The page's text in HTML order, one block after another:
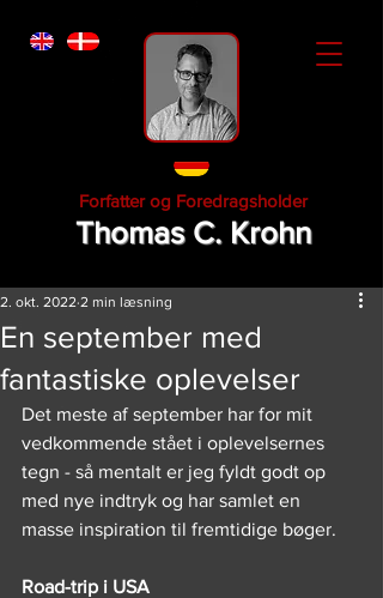
Forfatter og Foredragsholder
Thomas C. Krohn
En september med
fantastiske oplevelser
2. okt. 2022 2 min læsning
Det meste af september har for mit
vedkommende stået i oplevelsernes
tegn - så mentalt er jeg fyldt godt op
med nye indtryk og har samlet en
masse inspiration til fremtidige bøger.
Road-trip i USA